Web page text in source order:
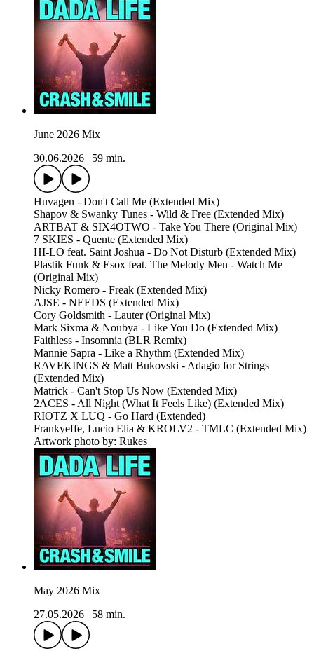
June 2026 Mix
30.06.2026
59 min.
Huvagen - Don't Call Me (Extended Mix)
Shapov & Swanky Tunes - Wild & Free (Extended Mix)
ARTBAT & SIX4OTWO - Take You There (Original Mix)
7 SKIES - Quente (Extended Mix)
HI-LO feat. Saint Joshua - Do Not Disturb (Extended Mix)
Plastik Funk & Esox feat. The Melody Men - Watch Me
(Original Mix)
Nicky Romero - Freak (Extended Mix)
AJSE - NEEDS (Extended Mix)
Cory Goldsmith - Lauter (Original Mix)
Mark Sixma & Noubya - Like You Do (Extended Mix)
Faithless - Insomnia (BLR Remix)
Mannie Sapra - Like a Rhythm (Extended Mix)
RAVEKINGS & Matt Bukovski - Adagio for Strings
(Extended Mix)
Matrick - Can't Stop Us Now (Extended Mix)
2ACES - All Night (What It Feels Like) (Extended Mix)
RIOTZ X LUQ - Go Hard (Extended)
Frankyeffe, Lucio Elia & KROLV2 - TMLC (Extended Mix)
Artwork photo by: Rukes
May 2026 Mix
27.05.2026
58 min.